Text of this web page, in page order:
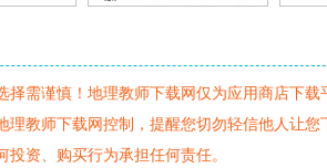
择需谨慎！地理教师下载网仅为应用商店下
理教师下载网控制，提醒您切勿轻信他人让
投资、购买行为承担任何责任。